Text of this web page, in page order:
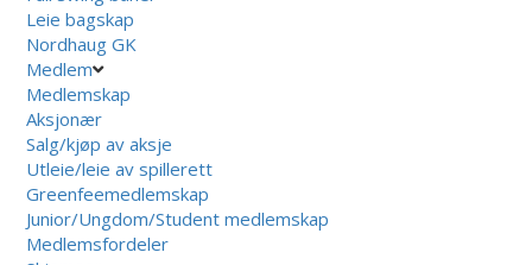
Leie bagskap
Nordhaug GK
Medlem
Medlemskap
Aksjonær
Salg/kjøp av aksje
Utleie/leie av spillerett
Greenfeemedlemskap
Junior/Ungdom/Student medlemskap
Medlemsfordeler